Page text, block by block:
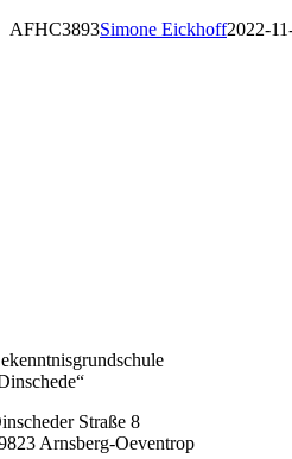
AFHC3893Simone Eickhoff2022-
Straße 8
Arnsberg-Oeventrop